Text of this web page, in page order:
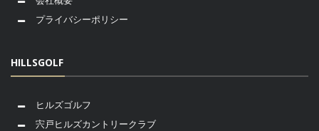
プライバシーポリシー
HILLSGOLF
ヒルズゴルフ
宍戸ヒルズカントリークラブ